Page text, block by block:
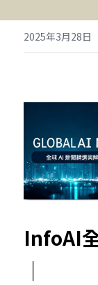
2025年3月28日
InfoAI
｜